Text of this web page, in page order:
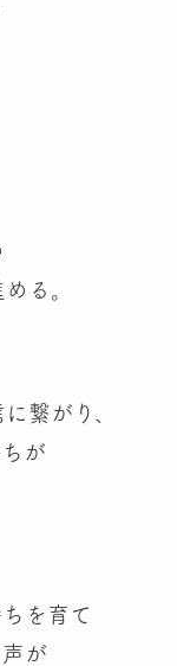
る。
繋がり、
が
を育て
が